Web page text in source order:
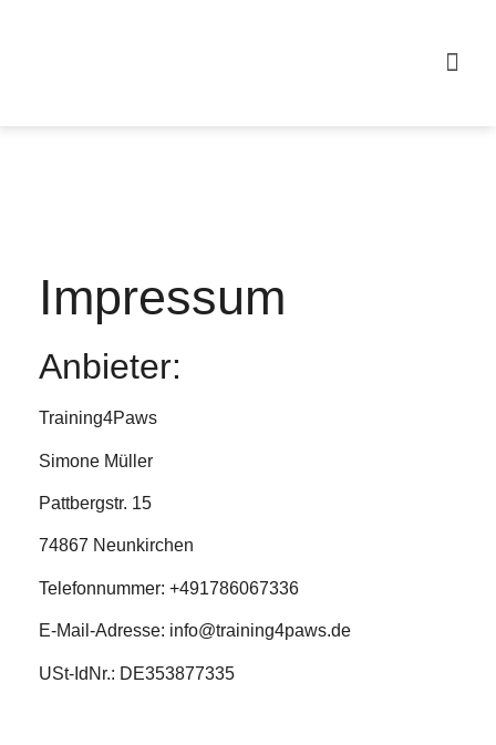
Impressum
Anbieter:
Training4Paws
Simone Müller
Pattbergstr. 15
74867 Neunkirchen
Telefonnummer: +491786067336
E-Mail-Adresse: info@training4paws.de
USt-IdNr.: DE353877335